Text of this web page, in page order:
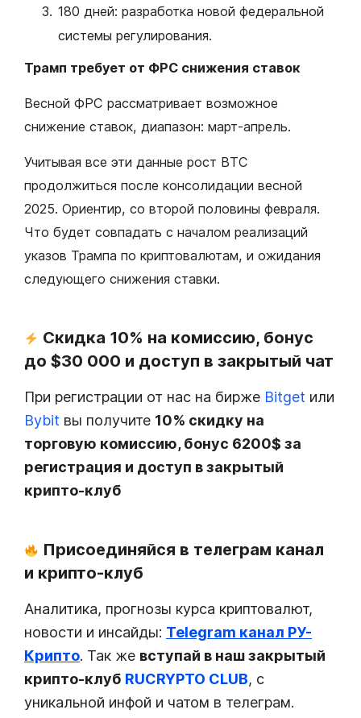
180 дней: разработка новой федеральной
системы регулирования.
Трамп требует от ФРС снижения ставок
Весной ФРС рассматривает возможное
снижение ставок, диапазон: март-апрель.
Учитывая все эти данные рост BTC
продолжиться после консолидации весной
2025. Ориентир, со второй половины февраля.
Что будет совпадать с началом реализаций
указов Трампа по криптовалютам, и ожидания
следующего снижения ставки.
Скидка 10% на комиссию, бонус
до $30 000 и доступ в закрытый чат
При регистрации от нас на бирже Bitget или
Bybit вы получите 10% скидку на
торговую комиссию, бонус 6200$ за
регистрация и доступ в закрытый
крипто-клуб
Присоединяйся в телеграм канал
и крипто-клуб
Аналитика, прогнозы курса криптовалют,
новости и инсайды: Telegram канал РУ-
Крипто. Так же вступай в наш закрытый
крипто-клуб RUCRYPTO CLUB, с
уникальной инфой и чатом в телеграм.